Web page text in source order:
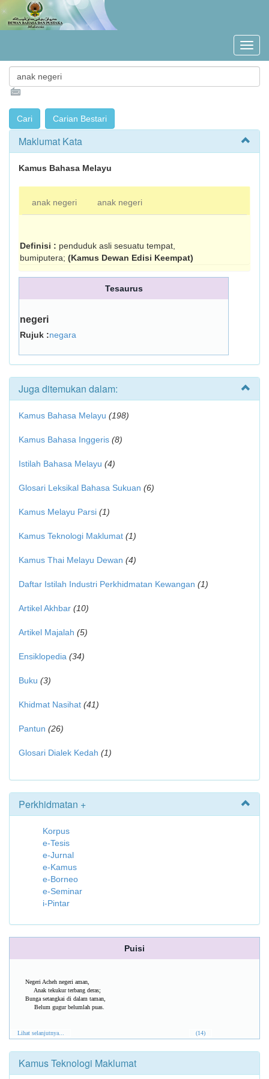
Maklumat Kata
Kamus Bahasa Melayu
anak negeri anak negeri
Definisi : penduduk asli sesuatu tempat,
bumiputera; (Kamus Dewan Edisi Keempat)
Tesaurus
negeri
Rujuk :negara
Juga ditemukan dalam:
Kamus Bahasa Melayu (198)
Kamus Bahasa Inggeris (8)
Istilah Bahasa Melayu (4)
Glosari Leksikal Bahasa Sukuan (6)
Kamus Melayu Parsi (1)
Kamus Teknologi Maklumat (1)
Kamus Thai Melayu Dewan (4)
Daftar Istilah Industri Perkhidmatan Kewangan (1)
Artikel Akhbar (10)
Artikel Majalah (5)
Ensiklopedia (34)
Buku (3)
Khidmat Nasihat (41)
Pantun (26)
Glosari Dialek Kedah (1)
Perkhidmatan +
Korpus
e-Tesis
e-Jurnal
e-Kamus
e-Borneo
e-Seminar
i-Pintar
Puisi
Negeri Acheh negeri aman,
Anak tekukur terbang deras;
Bunga setangkai di dalam taman,
Belum gugur belumlah puas.
Lihat selanjutnya... (14)
Kamus Teknologi Maklumat